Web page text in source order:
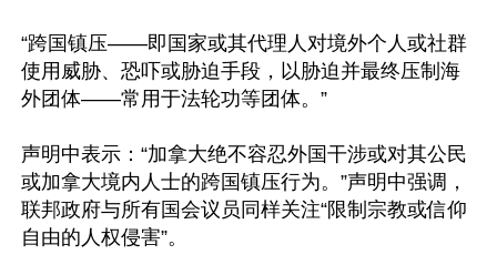
“跨国镇压——即国家或其代理人对境外个人或社群
使用威胁、恐吓或胁迫手段，以胁迫并最终压制海
外团体——常用于法轮功等团体。”
声明中表示：“加拿大绝不容忍外国干涉或对其公民
或加拿大境内人士的跨国镇压行为。”声明中强调，
联邦政府与所有国会议员同样关注“限制宗教或信仰
自由的人权侵害”。